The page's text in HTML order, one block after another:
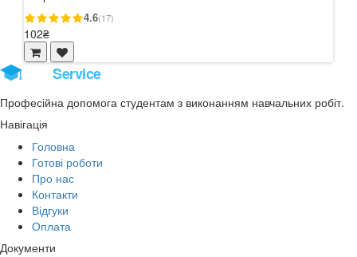
4.6(17)
102₴
Service
Професійна допомога студентам з виконанням навчальних робіт.
Навігація
Головна
Готові роботи
Про нас
Контакти
Відгуки
Оплата
Документи